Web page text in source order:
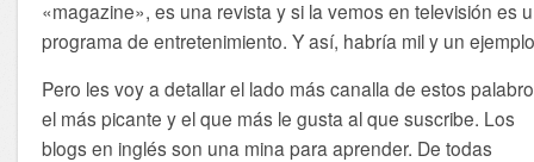
«magazine», es una revista y si la vemos en televisión es
programa de entretenimiento. Y así, habría mil y un
Pero les voy a detallar el lado más canalla de estos
el más picante y el que más le gusta al que suscribe. Los
blogs en inglés son una mina para aprender. De todas